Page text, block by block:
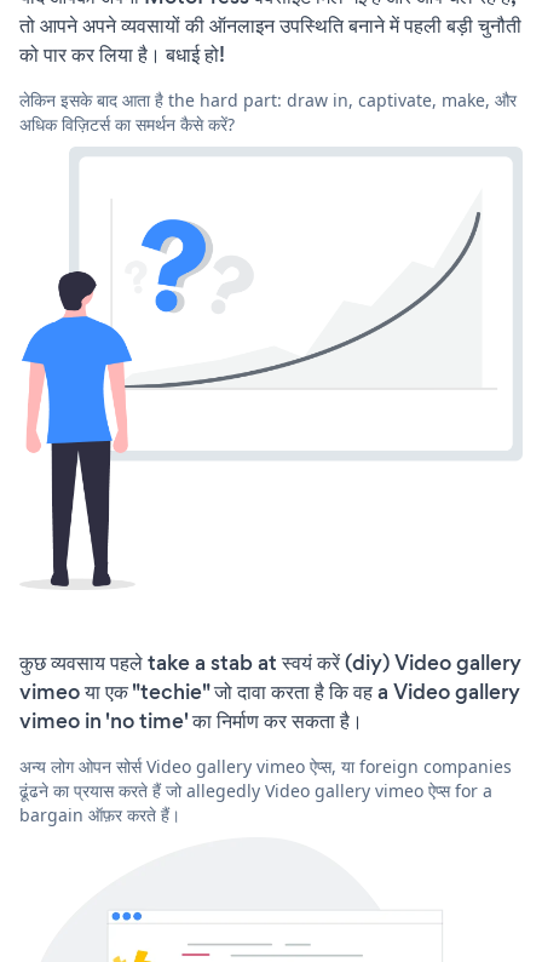
तो आपने अपने व्यवसायों की ऑनलाइन उपस्थिति बनाने में पहली बड़ी चुनौती
को पार कर लिया है। बधाई हो!
लेकिन इसके बाद आता है the hard part: draw in, captivate, make, और
अधिक विज़िटर्स का समर्थन कैसे करें?
कुछ व्यवसाय पहले take a stab at स्वयं करें (diy) Video gallery
vimeo या एक "techie" जो दावा करता है कि वह a Video gallery
vimeo in 'no time' का निर्माण कर सकता है।
अन्य लोग ओपन सोर्स Video gallery vimeo ऐप्स, या foreign companies
ढूंढने का प्रयास करते हैं जो allegedly Video gallery vimeo ऐप्स for a
bargain ऑफ़र करते हैं।